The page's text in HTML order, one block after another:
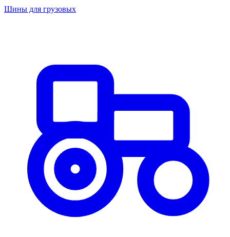
Шины для грузовых